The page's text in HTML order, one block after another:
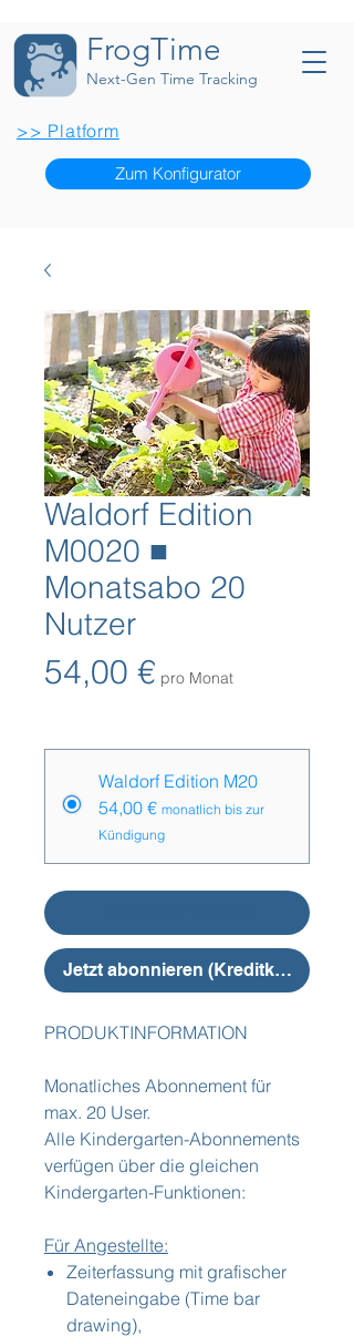
FrogTime
Next-Gen Time Tracking
>> Platform
Zum Konfigurator
Waldorf Edition
M0020 ■
Monatsabo 20
Nutzer
54,00 €Preis
pro Monat
Waldorf Edition M20
54,00 € monatlich bis zur
Kündigung
Jetzt abonnieren (Kreditkarte)
PRODUKTINFORMATION
Monatliches Abonnement für
max. 20 User.
Alle Kindergarten-Abonnements
verfügen über die gleichen
Kindergarten-Funktionen:
Für Angestellte:
Zeiterfassung mit grafischer
Dateneingabe (Time bar
drawing),